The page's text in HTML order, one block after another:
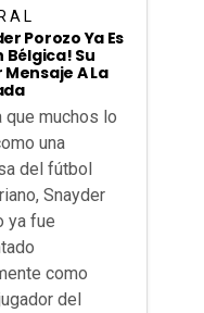
Porozo Ya Es
Bélgica! Su
A La
que muchos lo
una
del fútbol
Snayder
ya fue
como
del